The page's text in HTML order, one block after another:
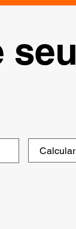
seu
Calcular